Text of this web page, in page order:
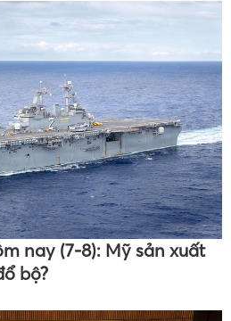
nay (7-8): Mỹ sản xuất
bộ?